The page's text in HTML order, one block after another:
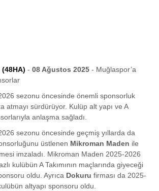
(48HA) - 08 Ağustos 2025 - Muğlaspor’a
sezonu öncesinde önemli sponsorluk
atmayı sürdürüyor. Kulüp alt yapı ve A
anlaşma sağladı.
sezonu öncesinde geçmiş yıllarda da
üstlenen Mikroman Maden ile
imzaladı. Mikroman Maden 2025-2026
kulübün A Takımının maçlarında giyeceği
oldu. Ayrıca Dokuru firması da 2025-
altyapı sponsoru oldu.